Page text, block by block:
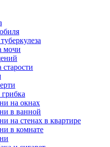
мочи
старости
на окнах
в ванной
на стенах в квартире
в комнате